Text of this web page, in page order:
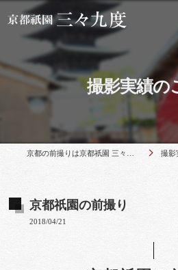
撮影実績の
撮影
京都祇園の前撮り
2018/04/21